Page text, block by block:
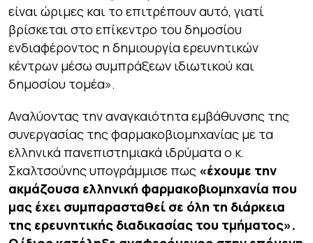
είναι ώριμες και το επιτρέπουν αυτό, γιατί
βρίσκεται στο επίκεντρο του δημοσίου
ενδιαφέροντος η δημιουργία ερευνητικών
κέντρων μέσω συμπράξεων ιδιωτικού και
δημοσίου τομέα».
Αναλύοντας την αναγκαιότητα εμβάθυνσης της
συνεργασίας της φαρμακοβιομηχανίας με τα
ελληνικά πανεπιστημιακά ιδρύματα ο κ.
Σκαλτσούνης υπογράμμισε πως «έχουμε την
ακμάζουσα ελληνική φαρμακοβιομηχανία που
μας έχει συμπαρασταθεί σε όλη τη διάρκεια
της ερευνητικής διαδικασίας του τμήματος».